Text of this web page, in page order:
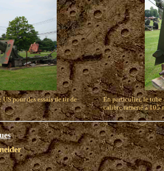
pour des essais de tir de
En particulier, le tube
calibre ramené à 105